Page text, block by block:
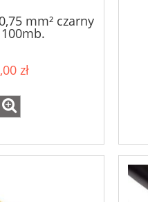
mm² czarny
zł